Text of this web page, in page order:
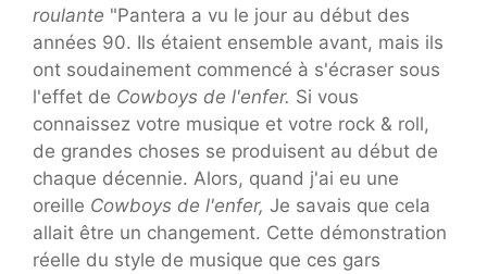
roulante "Pantera a vu le jour au début des
années 90. Ils étaient ensemble avant, mais ils
ont soudainement commencé à s'écraser sous
l'effet de Cowboys de l'enfer. Si vous
connaissez votre musique et votre rock & roll,
de grandes choses se produisent au début de
chaque décennie. Alors, quand j'ai eu une
oreille Cowboys de l'enfer, Je savais que cela
allait être un changement. Cette démonstration
réelle du style de musique que ces gars